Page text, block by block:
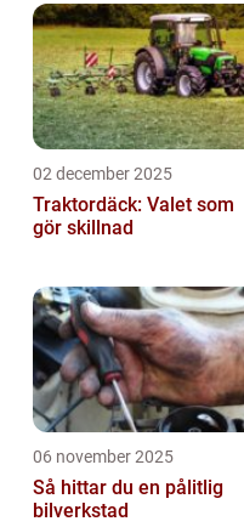
02 december 2025
Traktordäck: Valet som
gör skillnad
06 november 2025
Så hittar du en pålitlig
bilverkstad